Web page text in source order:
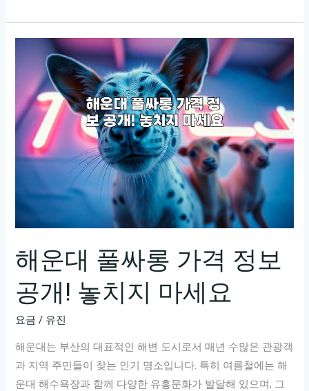
리
개
및
이
안
해운대 풀싸롱 가격 정보
공개! 놓치지 마세요
요금 / 유진
해운대는 부산의 대표적인 해변 도시로서 매년 수많은 관광객
과 지역 주민들이 찾는 인기 명소입니다. 특히 여름철에는 해
운대 해수욕장과 함께 다양한 유흥문화가 발달해 있으며, 그